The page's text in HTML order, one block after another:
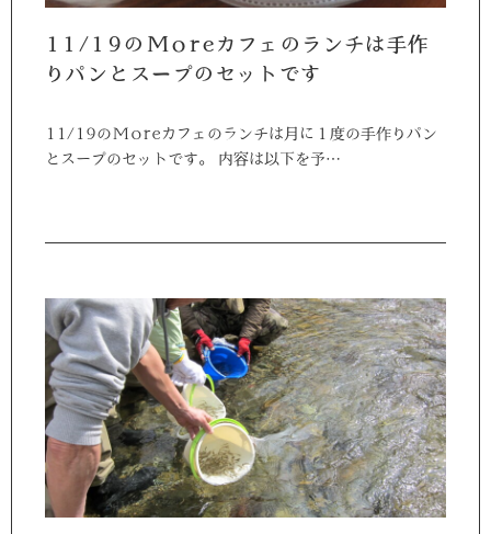
11/19のMoreカフェのランチは手作
りパンとスープのセットです
11/19のMoreカフェのランチは月に１度の手作りパン
とスープのセットです。 内容は以下を予…